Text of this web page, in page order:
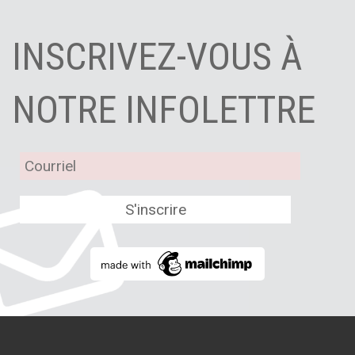
INSCRIVEZ-VOUS À
NOTRE INFOLETTRE